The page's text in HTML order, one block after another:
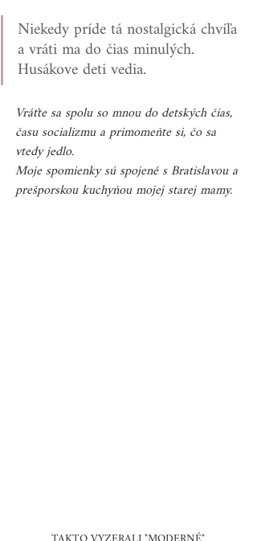
Niekedy príde tá nostalgická chvíľa
a vráti ma do čias minulých.
Husákove deti vedia.
Vráťte sa spolu so mnou do detských čias,
času socializmu a primomeňte si, čo sa
vtedy jedlo.
Moje spomienky sú spojené s Bratislavou a
prešporskou kuchyňou mojej starej mamy.